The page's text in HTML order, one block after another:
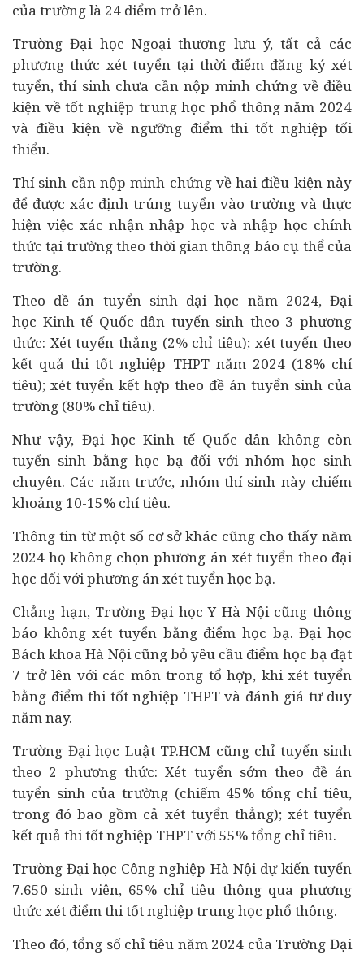
của trường là 24 điểm trở lên.
Trường Đại học Ngoại thương lưu ý, tất cả các
phương thức xét tuyển tại thời điểm đăng ký xét
tuyển, thí sinh chưa cần nộp minh chứng về điều
kiện về tốt nghiệp trung học phổ thông năm 2024
và điều kiện về ngưỡng điểm thi tốt nghiệp tối
thiểu.
Thí sinh cần nộp minh chứng về hai điều kiện này
để được xác định trúng tuyển vào trường và thực
hiện việc xác nhận nhập học và nhập học chính
thức tại trường theo thời gian thông báo cụ thể của
trường.
Theo đề án tuyển sinh đại học năm 2024, Đại
học Kinh tế Quốc dân tuyển sinh theo 3 phương
thức: Xét tuyển thẳng (2% chỉ tiêu); xét tuyển theo
kết quả thi tốt nghiệp THPT năm 2024 (18% chỉ
tiêu); xét tuyển kết hợp theo đề án tuyển sinh của
trường (80% chỉ tiêu).
Như vậy, Đại học Kinh tế Quốc dân không còn
tuyển sinh bằng học bạ đối với nhóm học sinh
chuyên. Các năm trước, nhóm thí sinh này chiếm
khoảng 10-15% chỉ tiêu.
Thông tin từ một số cơ sở khác cũng cho thấy năm
2024 họ không chọn phương án xét tuyển theo đại
học đối với phương án xét tuyển học bạ.
Chẳng hạn, Trường Đại học Y Hà Nội cũng thông
báo không xét tuyển bằng điểm học bạ. Đại học
Bách khoa Hà Nội cũng bỏ yêu cầu điểm học bạ đạt
7 trở lên với các môn trong tổ hợp, khi xét tuyển
bằng điểm thi tốt nghiệp THPT và đánh giá tư duy
năm nay.
Trường Đại học Luật TP.HCM cũng chỉ tuyển sinh
theo 2 phương thức: Xét tuyển sớm theo đề án
tuyển sinh của trường (chiếm 45% tổng chỉ tiêu,
trong đó bao gồm cả xét tuyển thẳng); xét tuyển
kết quả thi tốt nghiệp THPT với 55% tổng chỉ tiêu.
Trường Đại học Công nghiệp Hà Nội dự kiến tuyển
7.650 sinh viên, 65% chỉ tiêu thông qua phương
thức xét điểm thi tốt nghiệp trung học phổ thông.
Theo đó, tổng số chỉ tiêu năm 2024 của Trường Đại